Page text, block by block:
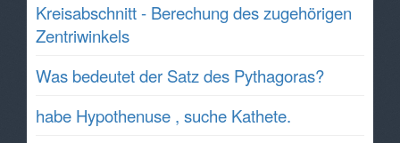
Kreisabschnitt - Berechung des zugehörigen
Zentriwinkels
Was bedeutet der Satz des Pythagoras?
habe Hypothenuse , suche Kathete.